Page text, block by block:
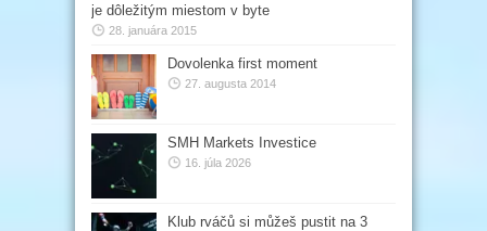
je dôležitým miestom v byte
28. januára 2015
Dovolenka first moment
27. augusta 2014
SMH Markets Investice
16. júla 2026
Klub rváčů si můžeš pustit na 3